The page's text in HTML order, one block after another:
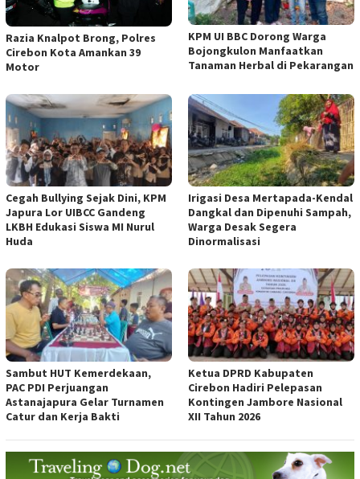
Razia Knalpot Brong, Polres
Cirebon Kota Amankan 39
Motor
KPM UI BBC Dorong Warga
Bojongkulon Manfaatkan
Tanaman Herbal di Pekarangan
Cegah Bullying Sejak Dini, KPM
Japura Lor UIBCC Gandeng
LKBH Edukasi Siswa MI Nurul
Huda
Irigasi Desa Mertapada-Kendal
Dangkal dan Dipenuhi Sampah,
Warga Desak Segera
Dinormalisasi
Sambut HUT Kemerdekaan,
PAC PDI Perjuangan
Astanajapura Gelar Turnamen
Catur dan Kerja Bakti
Ketua DPRD Kabupaten
Cirebon Hadiri Pelepasan
Kontingen Jambore Nasional
XII Tahun 2026